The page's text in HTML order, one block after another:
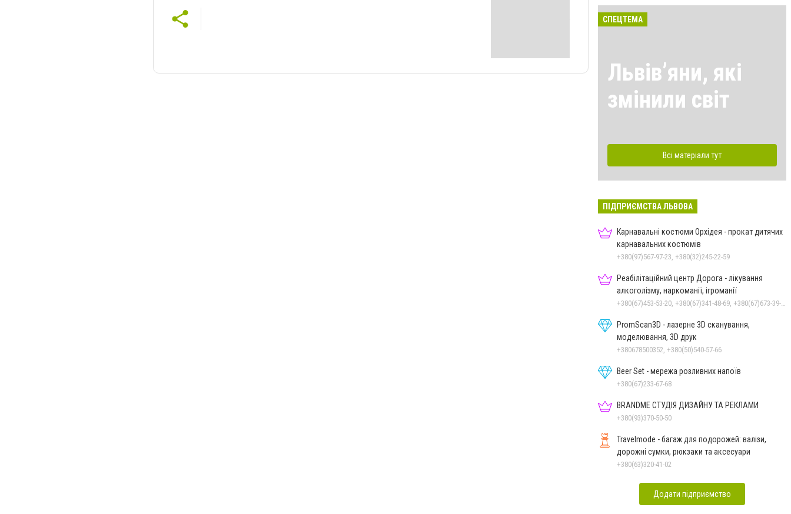
СПЕЦТЕМА
Львівʼяни, які
змінили світ
Всі матеріали тут
ПІДПРИЄМСТВА ЛЬВОВА
Карнавальні костюми Орхідея - прокат дитячих
карнавальних костюмів
+380(97)567-97-23, +380(32)245-22-59
Реабілітаційний центр Дорога - лікування
алкоголізму, наркоманії, ігроманії
PromScan3D - лазерне 3D сканування,
моделювання, 3D друк
+380678500352, +380(50)540-57-66
Beer Set - мережа розливних напоїв
+380(67)233-67-68
BRANDME СТУДІЯ ДИЗАЙНУ ТА РЕКЛАМИ
+380(93)370-50-50
Travelmode - багаж для подорожей: валізи,
дорожні сумки, рюкзаки та аксесуари
+380(63)320-41-02
Додати підприємство